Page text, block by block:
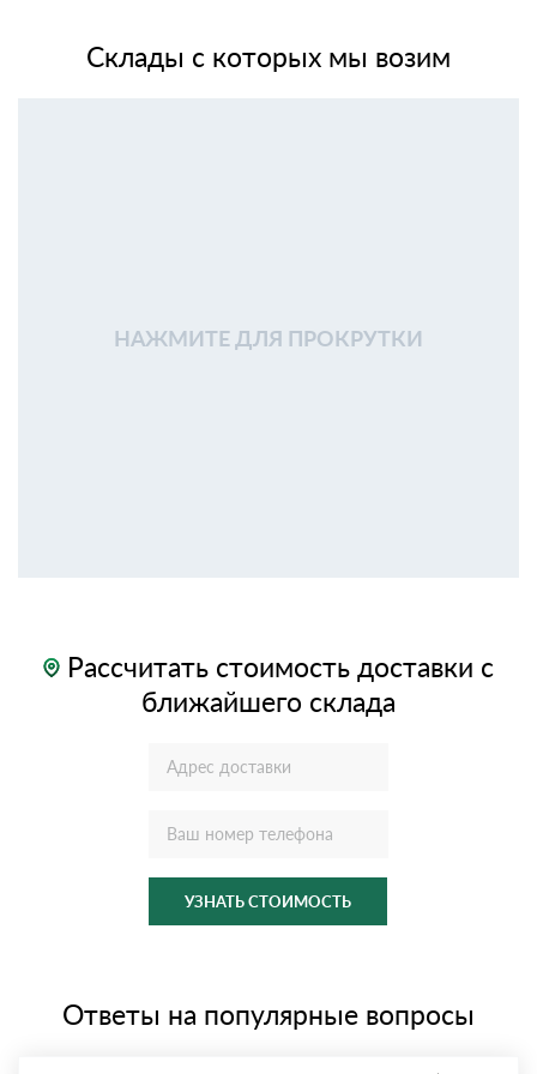
Склады с которых мы возим
НАЖМИТЕ ДЛЯ ПРОКРУТКИ
Рассчитать стоимость доставки с
ближайшего склада
УЗНАТЬ СТОИМОСТЬ
Ответы на популярные вопросы